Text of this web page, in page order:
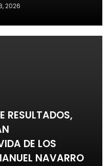
2026
RESULTADOS,
DE LOS
NAVARRO